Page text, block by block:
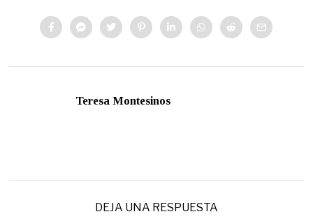
Teresa Montesinos
DEJA UNA RESPUESTA